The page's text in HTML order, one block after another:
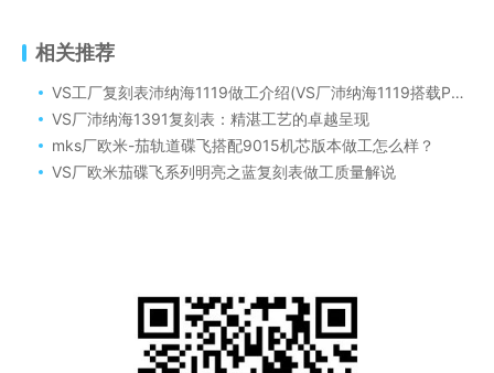
相关推荐
VS工厂复刻表沛纳海1119做工介绍(VS厂沛纳海1119搭载P9010自动机芯）
VS厂沛纳海1391复刻表：精湛工艺的卓越呈现
mks厂欧米-茄轨道碟飞搭配9015机芯版本做工怎么样？
VS厂欧米茄碟飞系列明亮之蓝复刻表做工质量解说